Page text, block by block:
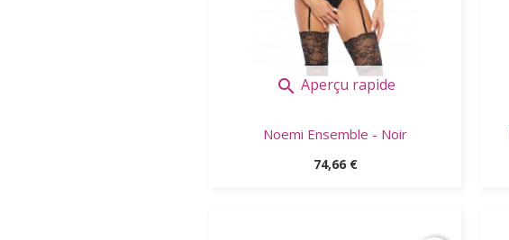
 Aperçu rapide
Noemi Ensemble - Noir
Prix
74,66 €